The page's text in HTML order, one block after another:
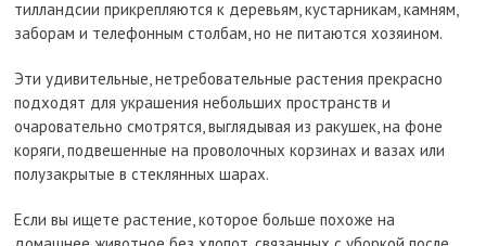
тилландсии прикрепляются к деревьям, кустарникам, камням,
заборам и телефонным столбам, но не питаются хозяином.
Эти удивительные, нетребовательные растения прекрасно
подходят для украшения небольших пространств и
очаровательно смотрятся, выглядывая из ракушек, на фоне
коряги, подвешенные на проволочных корзинах и вазах или
полузакрытые в стеклянных шарах.
Если вы ищете растение, которое больше похоже на